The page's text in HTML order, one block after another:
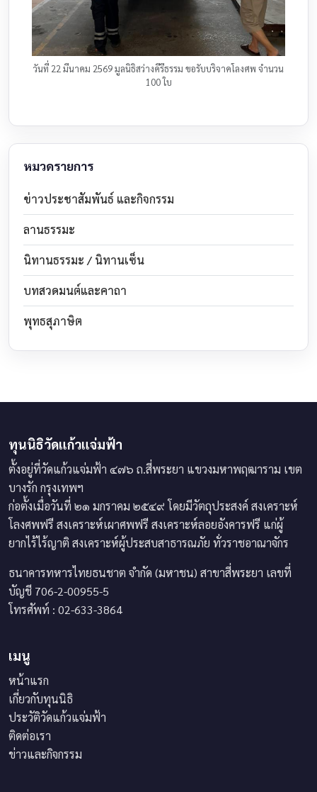
วันที่ 22 มีนาคม 2569 มูลนิธิสว่างคีรีธรรม ขอรับบริจาคโลงศพ จำนวน
100 ใบ
หมวดรายการ
ข่าวประชาสัมพันธ์ และกิจกรรม
ลานธรรมะ
นิทานธรรมะ / นิทานเซ็น
บทสวดมนต์และคาถา
พุทธสุภาษิต
ทุนนิธิวัดแก้วแจ่มฟ้า
ตั้งอยู่ที่วัดแก้วแจ่มฟ้า ๔๗๖ ถ.สี่พระยา แขวงมหาพฤฒาราม เขต
บางรัก กรุงเทพฯ
ก่อตั้งเมื่อวันที่ ๒๑ มกราคม ๒๕๔๙ โดยมีวัตถุประสงค์ สงเคราะห์
โลงศพฟรี สงเคราะห์เผาศพฟรี สงเคราะห์ลอยอังคารฟรี แก่ผู้
ยากไร้ไร้ญาติ สงเคราะห์ผู้ประสบสาธารณภัย ทั่วราชอาณาจักร
ธนาคารทหารไทยธนชาต จำกัด (มหาชน) สาขาสี่พระยา เลขที่
บัญชี 706-2-00955-5
โทรศัพท์ : 02-633-3864
เมนู
หน้าแรก
เกี่ยวกับทุนนิธิ
ประวัติวัดแก้วแจ่มฟ้า
ติดต่อเรา
ข่าวและกิจกรรม